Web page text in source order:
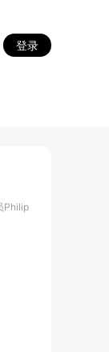
登录
Philip